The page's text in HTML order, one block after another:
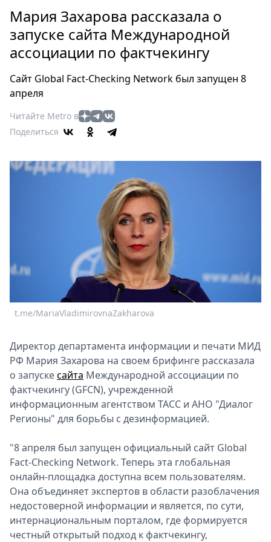
Россия
Мир
Здоровье
Туризм
Театр
Кино
Книги
релизы
Metro
Стримы
Спецпроекты
Звезды
Выборы
Скачай
Metro
Мария Захарова рассказала о
запуске сайта Международной
ассоциации по фактчекингу
Сайт Global Fact-Checking Network был запущен 8
апреля
Читайте Metro в
Поделиться
t.me/MariaVladimirovnaZakharova
Директор департамента информации и печати МИД
РФ Мария Захарова на своем брифинге рассказала
о запускесайта Международной ассоциации по
фактчекингу (GFCN), учрежденной
информационным агентством ТАСС и АНО "Диалог
Регионы" для борьбы с дезинформацией.
"8 апреля был запущен официальный сайт Global
Fact-Checking Network. Теперь эта глобальная
онлайн-площадка доступна всем пользователям.
Она объединяет экспертов в области разоблачения
недостоверной информации и является, по сути,
интернациональным порталом, где формируется
честный открытый подход к фактчекингу,